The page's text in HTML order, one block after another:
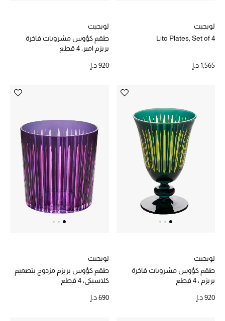
المستلزمات المنزلية
هدايا حسب السعر
تسوقوا الهدايا
لوبجيت
Lito Plates, Set of 4
1,565 د.إ
لوبجيت
طقم كؤوس مشروبات فاخرة
بريزم امبر، 4 قطع
920 د.إ
لوبجيت
طقم كؤوس مشروبات فاخرة
بريزم ، 4 قطع
920 د.إ
لوبجيت
طقم كؤوس بريزم مزدوج بتصميم
كلاسيكي، 4 قطع
690 د.إ